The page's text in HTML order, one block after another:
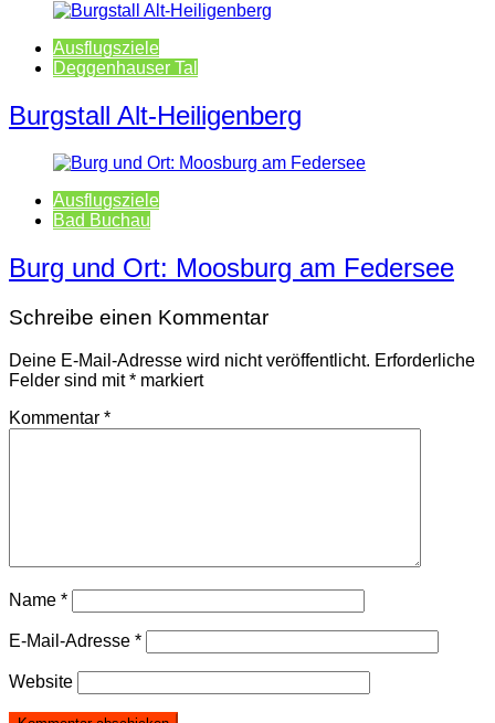
Ausflugsziele
Deggenhauser Tal
Burgstall Alt-Heiligenberg
Ausflugsziele
Bad Buchau
Burg und Ort: Moosburg am Federsee
Schreibe einen Kommentar
Deine E-Mail-Adresse wird nicht veröffentlicht. Erforderliche
Felder sind mit* markiert
Kommentar *
Name *
E-Mail-Adresse *
Website